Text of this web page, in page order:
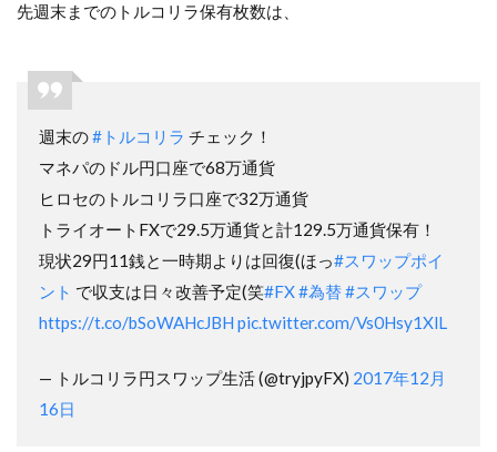
先週末までのトルコリラ保有枚数は、
週末の#トルコリラ チェック！
マネパのドル円口座で68万通貨
ヒロセのトルコリラ口座で32万通貨
トライオートFXで29.5万通貨と計129.5万通貨保有！
現状29円11銭と一時期よりは回復(ほっ#スワップポイ
ント で収支は日々改善予定(笑#FX#為替#スワップ
https://t.co/bSoWAHcJBH pic.twitter.com/Vs0Hsy1XlL
— トルコリラ円スワップ生活 (@tryjpyFX) 2017年12月
16日